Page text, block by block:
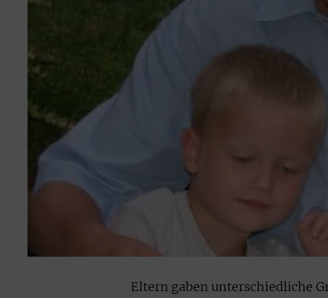
Eltern gaben unterschiedliche